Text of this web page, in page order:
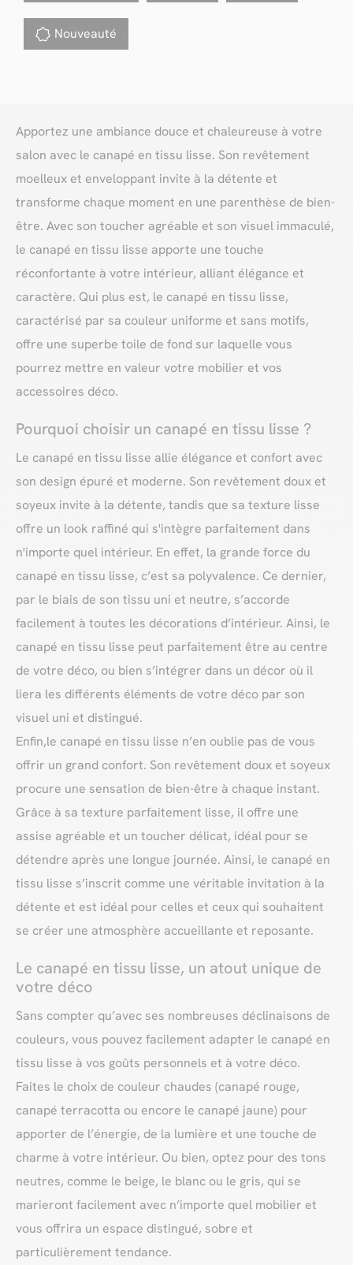
Nouveauté
Apportez une ambiance douce et chaleureuse à votre
salon avec le canapé en tissu lisse. Son revêtement
moelleux et enveloppant invite à la détente et
transforme chaque moment en une parenthèse de bien-
être. Avec son toucher agréable et son visuel immaculé,
le canapé en tissu lisse apporte une touche
réconfortante à votre intérieur, alliant élégance et
caractère. Qui plus est, le canapé en tissu lisse,
caractérisé par sa couleur uniforme et sans motifs,
offre une superbe toile de fond sur laquelle vous
pourrez mettre en valeur votre mobilier et vos
accessoires déco.
Pourquoi choisir un canapé en tissu lisse ?
Le canapé en tissu lisse allie élégance et confort avec
son design épuré et moderne. Son revêtement doux et
soyeux invite à la détente, tandis que sa texture lisse
offre un look raffiné qui s'intègre parfaitement dans
n'importe quel intérieur. En effet, la grande force du
canapé en tissu lisse, c’est sa polyvalence. Ce dernier,
par le biais de son tissu uni et neutre, s’accorde
facilement à toutes les décorations d’intérieur. Ainsi, le
canapé en tissu lisse peut parfaitement être au centre
de votre déco, ou bien s’intégrer dans un décor où il
liera les différents éléments de votre déco par son
visuel uni et distingué.
Enfin,le canapé en tissu lisse n’en oublie pas de vous
offrir un grand confort. Son revêtement doux et soyeux
procure une sensation de bien-être à chaque instant.
Grâce à sa texture parfaitement lisse, il offre une
assise agréable et un toucher délicat, idéal pour se
détendre après une longue journée. Ainsi, le canapé en
tissu lisse s’inscrit comme une véritable invitation à la
détente et est idéal pour celles et ceux qui souhaitent
se créer une atmosphère accueillante et reposante.
Le canapé en tissu lisse, un atout unique de
votre déco
Sans compter qu’avec ses nombreuses déclinaisons de
couleurs, vous pouvez facilement adapter le canapé en
tissu lisse à vos goûts personnels et à votre déco.
Faites le choix de couleur chaudes (canapé rouge,
canapé terracotta ou encore le canapé jaune) pour
apporter de l’énergie, de la lumière et une touche de
charme à votre intérieur. Ou bien, optez pour des tons
neutres, comme le beige, le blanc ou le gris, qui se
marieront facilement avec n’importe quel mobilier et
vous offrira un espace distingué, sobre et
particulièrement tendance.